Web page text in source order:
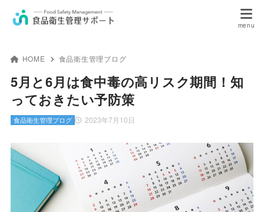
HOME 食品衛生管理ブログ
5月と6月は食中毒の高リスク期間！知
っておきたい予防策
2023年7月10日
食品衛生管理ブログ